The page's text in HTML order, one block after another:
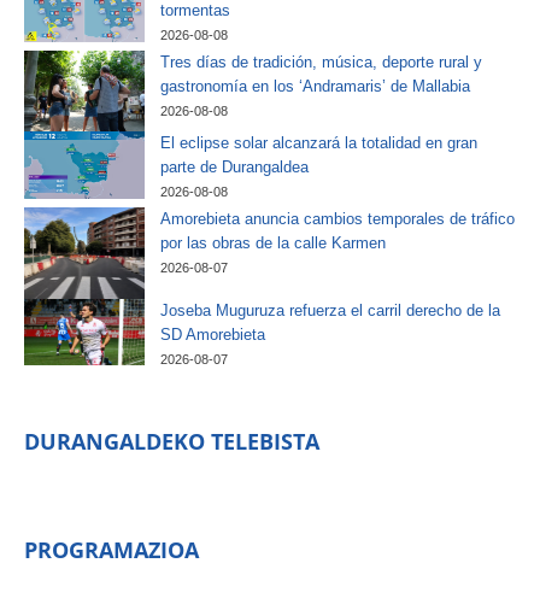
tormentas
2026-08-08
Tres días de tradición, música, deporte rural y
gastronomía en los ‘Andramaris’ de Mallabia
2026-08-08
El eclipse solar alcanzará la totalidad en gran
parte de Durangaldea
2026-08-08
Amorebieta anuncia cambios temporales de tráfico
por las obras de la calle Karmen
2026-08-07
Joseba Muguruza refuerza el carril derecho de la
SD Amorebieta
2026-08-07
DURANGALDEKO TELEBISTA
PROGRAMAZIOA